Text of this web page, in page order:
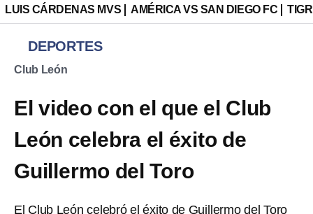
LUIS CÁRDENAS MVS AMÉRICA VS SAN DIEGO FC
DEPORTES
Club León
El video con el que el Club
León celebra el éxito de
Guillermo del Toro
El Club León celebró el éxito de Guillermo del Toro